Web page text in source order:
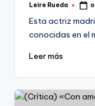
Publicado
Leire Rueda
Esta actriz
conocidas en el
Leer más